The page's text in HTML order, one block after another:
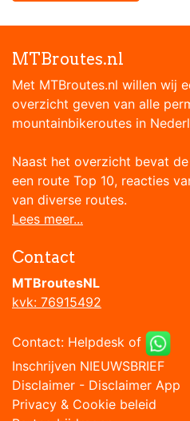
MTBroutes.nl
Met MTBroutes.nl willen wij
overzicht geven van alle
mountainbikeroutes in
Naast het overzicht bevat
een route Top 10, reacties
van diverse routes.
Lees meer...
Contact
MTBroutesNL
kvk: 76915492
Contact: Helpdesk of
Inschrijven NIEUWSBRIEF
Disclaimer - Disclaimer App
Privacy & Cookie beleid